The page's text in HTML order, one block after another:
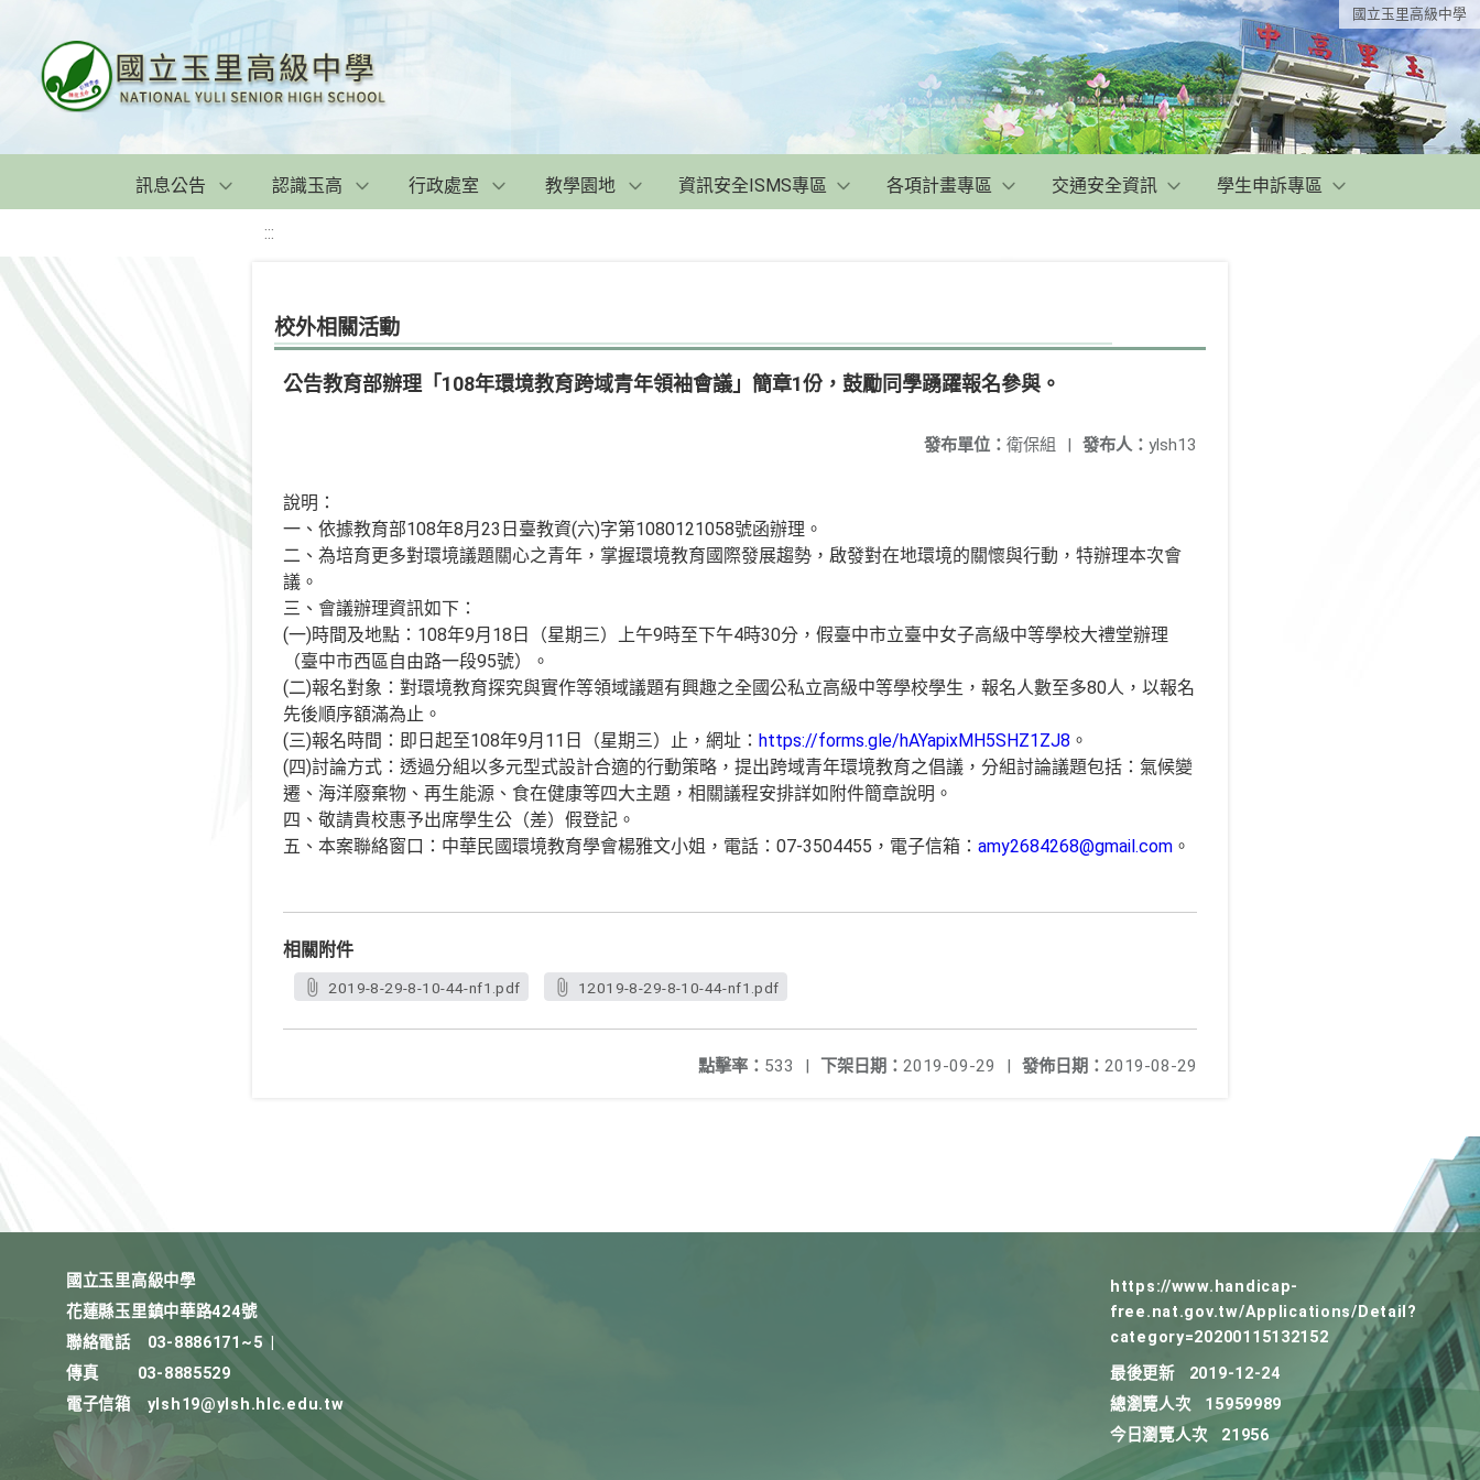
國立玉里高級中學
訊息公告 認識玉高 行政處室 教學園地 資訊安全ISMS專區 各項計畫專區 交通安全資訊 學生申訴專區
:::
校外相關活動
公告教育部辦理「108年環境教育跨域青年領袖會議」簡章1份，鼓勵同學踴躍報名參與。
發布人： ylsh13
發布單位： 衛保組 |
說明：
一、依據教育部108年8月23日臺教資(六)字第1080121058號函辦理。
二、為培育更多對環境議題關心之青年，掌握環境教育國際發展趨勢，啟發對在地環境的關懷與行動，特辦理本次會
議。
三、會議辦理資訊如下：
(一)時間及地點：108年9月18日（星期三）上午9時至下午4時30分，假臺中市立臺中女子高級中等學校大禮堂辦理
（臺中市西區自由路一段95號）。
(二)報名對象：對環境教育探究與實作等領域議題有興趣之全國公私立高級中等學校學生，報名人數至多80人，以報名
先後順序額滿為止。
(三)報名時間：即日起至108年9月11日（星期三）止，網址： https://forms.gle/hAYapixMH5SHZ1ZJ8 。
(四)討論方式：透過分組以多元型式設計合適的行動策略，提出跨域青年環境教育之倡議，分組討論議題包括：氣候變
遷、海洋廢棄物、再生能源、食在健康等四大主題，相關議程安排詳如附件簡章說明。
四、敬請貴校惠予出席學生公（差）假登記。
五、本案聯絡窗口：中華民國環境教育學會楊雅文小姐，電話：07-3504455，電子信箱： amy2684268@gmail.com 。
相關附件
2019-8-29-8-10-44-nf1.pdf 12019-8-29-8-10-44-nf1.pdf
發佈日期： 2019-08-29
下架日期： 2019-09-29 |
點擊率： 533 |
國立玉里高級中學
花蓮縣玉里鎮中華路424號
聯絡電話
03-8886171~5
傳真
03-8885529
電子信箱
ylsh19@ylsh.hlc.edu.tw
https://www.handicap-
free.nat.gov.tw/Applications/Detail?
category=20200115132152
最後更新
2019-12-24
總瀏覽人次
15959989
今日瀏覽人次
21956